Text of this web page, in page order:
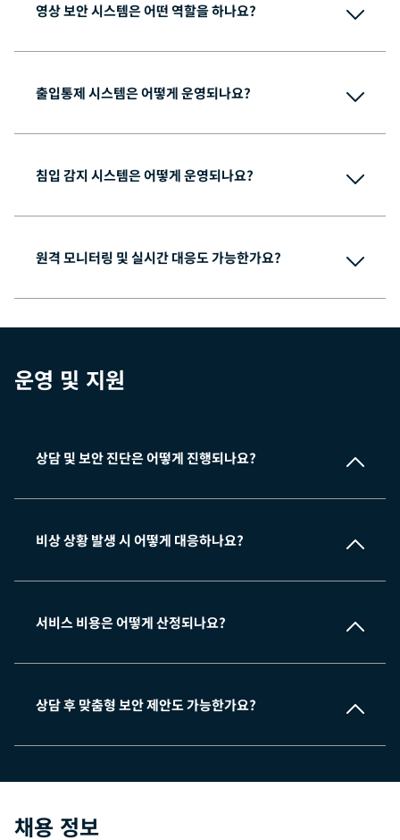
영상 보안 시스템은 어떤 역할을 하나요?
출입통제 시스템은 어떻게 운영되나요?
침입 감지 시스템은 어떻게 운영되나요?
원격 모니터링 및 실시간 대응도 가능한가요?
운영 및 지원
상담 및 보안 진단은 어떻게 진행되나요?
비상 상황 발생 시 어떻게 대응하나요?
서비스 비용은 어떻게 산정되나요?
상담 후 맞춤형 보안 제안도 가능한가요?
채용 정보